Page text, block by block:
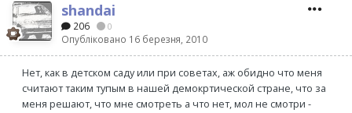
shandai
206 0
Опубліковано 16 березня, 2010
Нет, как в детском саду или при советах, аж обидно что меня
считают таким тупым в нашей демокртической стране, что за
меня решают, что мне смотреть а что нет, мол не смотри -